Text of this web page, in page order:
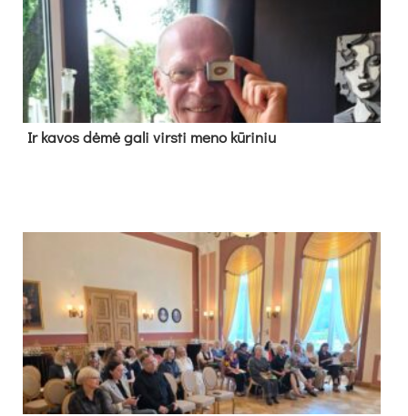
Ir ka­vos dė­mė ga­li virs­ti me­no kū­ri­niu